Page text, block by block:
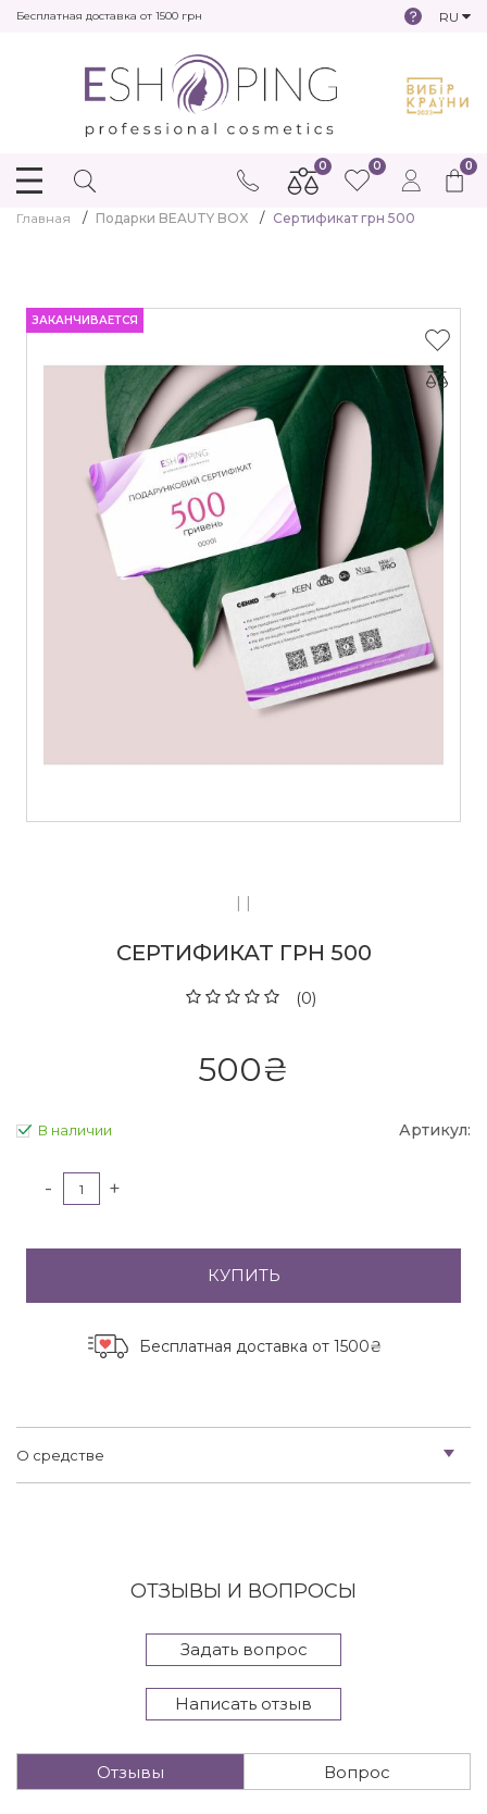
Бесплатная доставка от 1500 грн RU
0
0 0
Главная Подарки BEAUTY BOX Сертификат грн 500
ЗАКАНЧИВАЕТСЯ
| |
СЕРТИФИКАТ ГРН 500
(0)
500₴
В наличии Артикул:
- +
КУПИТЬ
Бесплатная доставка от 1500₴
О средстве
ОТЗЫВЫ И ВОПРОСЫ
Задать вопрос
Написать отзыв
Отзывы Вопрос